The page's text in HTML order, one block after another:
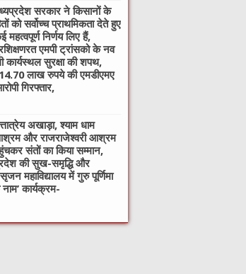
सरकार ने किसानों के
को सर्वोच्च प्राथमिकता देते हुए
महत्वपूर्ण निर्णय लिए हैं,
एमपी ट्रांसको के नव
सुरक्षा की शपथ,
14.70 लाख रुपये की एमडीएमए
गिरफ्तार,
अखाड़ा, श्याम धाम
और राजराजेश्वरी आश्रम
संतों का किया सम्मान,
की सुख-समृद्धि और
महाविद्यालय में गुरु पूर्णिमा
कार्यक्रम-